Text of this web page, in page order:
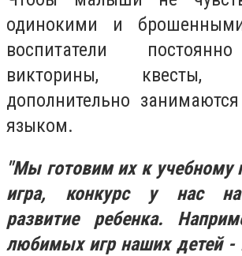
одинокими и
воспитатели
викторины,
дополнительно
языком.
"Мы готовим их к учебному
игра, конкурс у нас
развитие ребенка.
любимых игр наших детей -